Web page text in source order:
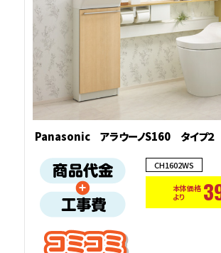
Panasonic アラウーノS160 タイプ２
CH1602WS
本体価格
より